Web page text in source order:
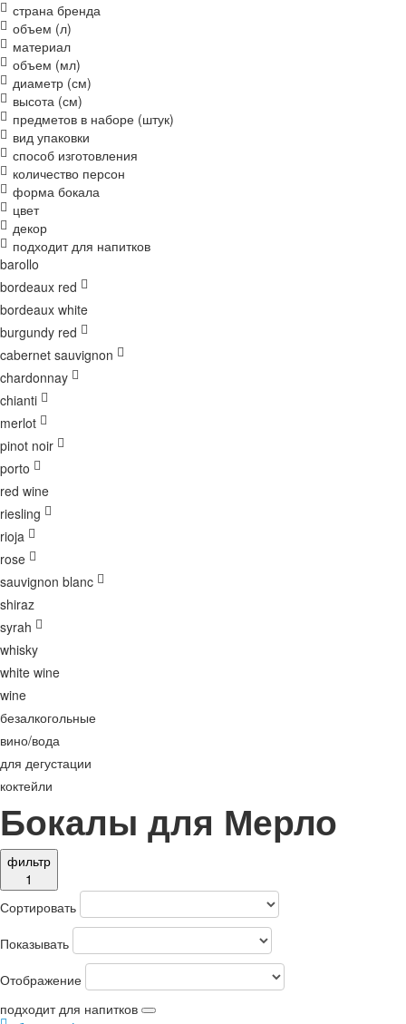
страна бренда
объем (л)
материал
объем (мл)
диаметр (см)
высота (см)
предметов в наборе (штук)
вид упаковки
способ изготовления
количество персон
форма бокала
цвет
декор
подходит для напитков
barollo
bordeaux red
bordeaux white
burgundy red
cabernet sauvignon
chardonnay
chianti
merlot
pinot noir
porto
red wine
riesling
rioja
rose
sauvignon blanc
shiraz
syrah
whisky
white wine
wine
безалкогольные
вино/вода
для дегустации
коктейли
Бокалы для Мерло
фильтр
1
Сортировать
Показывать
Отображение
подходит для напитков